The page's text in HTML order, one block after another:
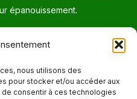
nous utilisons des
pour stocker et/ou accéder aux
consentir à ces technologies
épanouissement.